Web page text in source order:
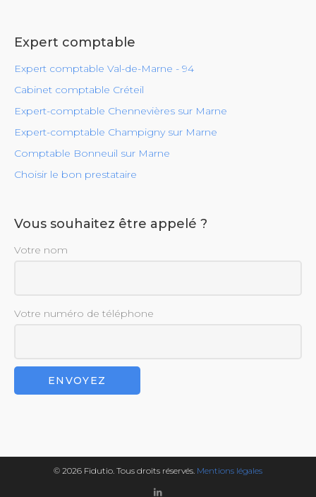
Expert comptable
Expert comptable Val-de-Marne - 94
Cabinet comptable Créteil
Expert-comptable Chennevières sur Marne
Expert-comptable Champigny sur Marne
Comptable Bonneuil sur Marne
Choisir le bon prestataire
Vous souhaitez être appelé ?
Votre nom
Votre numéro de téléphone
© 2026 Fidutio. Tous droits réservés. Mentions légales